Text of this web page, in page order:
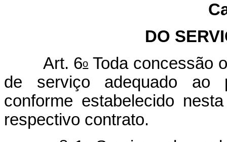
DO
Art. 6oToda concessão
de serviço adequado ao
conforme estabelecido
respectivo contrato.